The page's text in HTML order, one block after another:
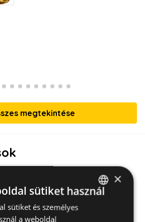
megtekintése
×
sütiket használ
sütiket és személyes
a weboldal